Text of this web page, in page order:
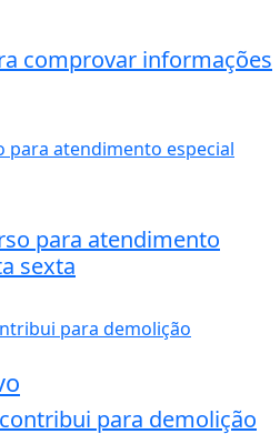
comprovar informações
para atendimento
sexta
para demolição